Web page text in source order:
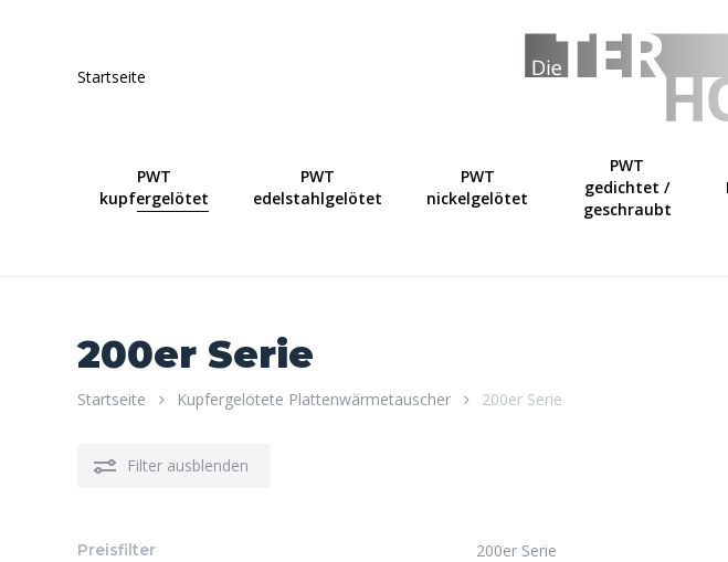
Startseite
PWT
kupfergelötet
PWT
edelstahlgelötet
PWT
nickelgelötet
PWT
gedichtet /
geschraubt
200er Serie
Startseite Kupfergelötete Plattenwärmetauscher 200er Serie
Filter ausblenden
Preisfilter 200er Serie